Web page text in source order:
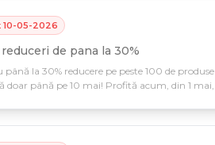
10-05-2026
de pana la 30%
până la 30% reducere pe peste 100 de
doar până pe 10 mai! Profită acum, din 1